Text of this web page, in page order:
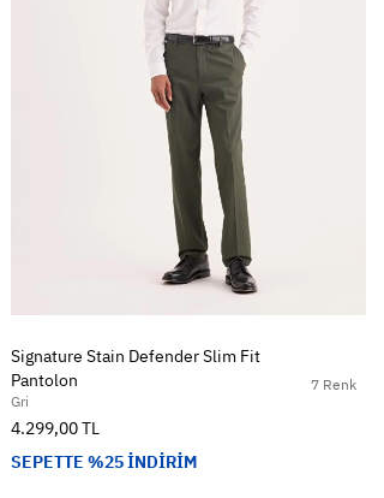
7 Renk
Signature Stain Defender Slim Fit
Pantolon
Gri
4.299,00 TL
SEPETTE %25 İNDİRİM